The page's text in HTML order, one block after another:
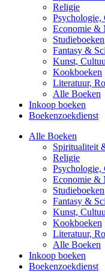
Religie
Psychologie,
Economie &
Studieboeken
Fantasy &
Kunst,
Kookboeken
Literatuur,
Alle Boeken
Inkoop boeken
Boekenzoekdienst
Alle Boeken
Spiritualiteit
Religie
Psychologie,
Economie &
Studieboeken
Fantasy &
Kunst,
Kookboeken
Literatuur,
Alle Boeken
Inkoop boeken
Boekenzoekdienst